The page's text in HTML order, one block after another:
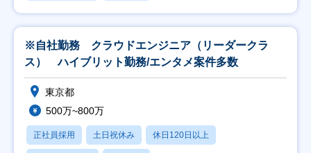
※自社勤務 クラウドエンジニア（リーダークラ
ス） ハイブリット勤務/エンタメ案件多数
東京都
500万~800万
正社員採用 土日祝休み 休日120日以上